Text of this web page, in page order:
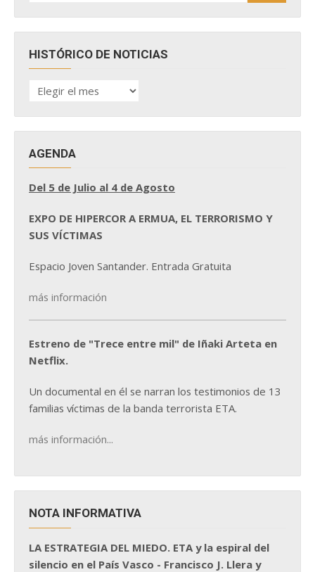
HISTÓRICO DE NOTICIAS
HISTÓRICO
DE
AGENDA
Del 5 de Julio al 4 de Agosto
EXPO DE HIPERCOR A ERMUA, EL TERRORISMO Y
SUS VÍCTIMAS
Espacio Joven Santander. Entrada Gratuita
más información
Estreno de "Trece entre mil" de Iñaki Arteta en
Netflix.
Un documental en él se narran los testimonios de 13
familias víctimas de la banda terrorista ETA.
más información...
NOTA INFORMATIVA
LA ESTRATEGIA DEL MIEDO. ETA y la espiral del
silencio en el País Vasco - Francisco J. Llera y